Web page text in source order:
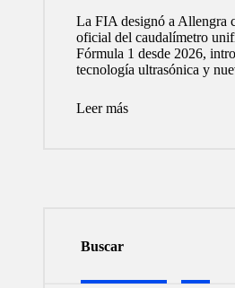
La FIA designó a Allengra
oficial del caudalímetro
Fórmula 1 desde 2026,
tecnología ultrasónica y
Leer más
Buscar